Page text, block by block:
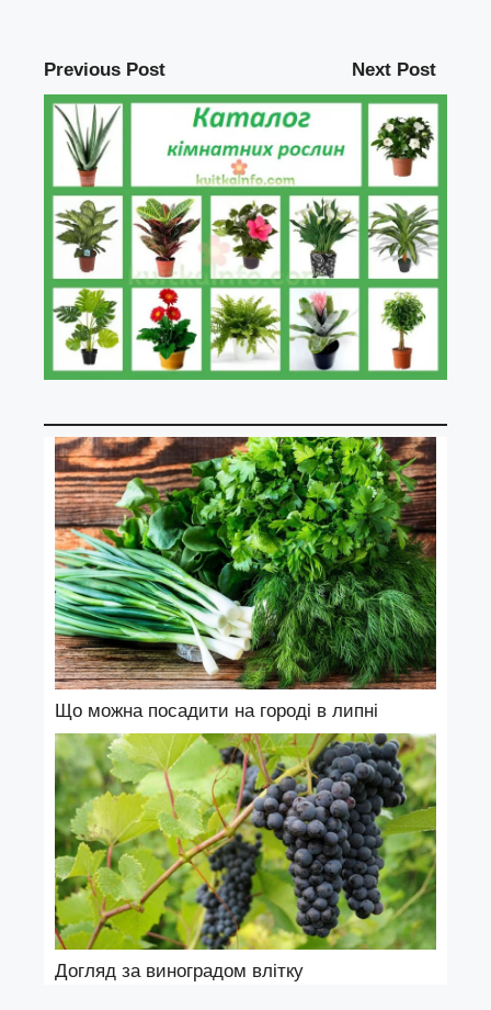
Previous Post Next Post
Що можна посадити на городі в липні
Догляд за виноградом влітку